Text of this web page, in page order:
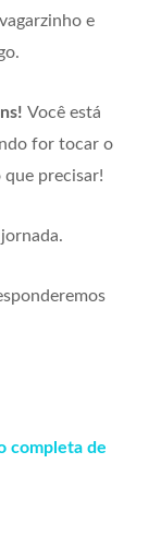
e
Você está
for tocar o
que precisar!
completa de